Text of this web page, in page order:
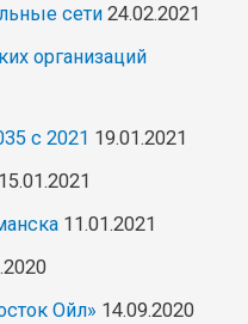
сети 24.02.2021
организаций
с 2021 19.01.2021
15.01.2021
11.01.2021
Ойл» 14.09.2020